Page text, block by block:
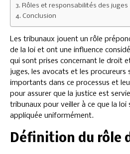
Rôles et responsabilités des juges
Conclusion
Les tribunaux jouent un rôle
de la loi et ont une influence
qui sont prises concernant le droit
juges, les avocats et les procureurs
importants dans ce processus et
pour assurer que la justice est
tribunaux pour veiller à ce que la
appliquée uniformément.
Définition du rôle